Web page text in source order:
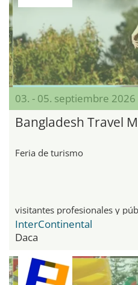
03. - 05. septiembre 2026
Bangladesh Travel
Feria de turismo
visitantes profesionales y
InterContinental
Daca